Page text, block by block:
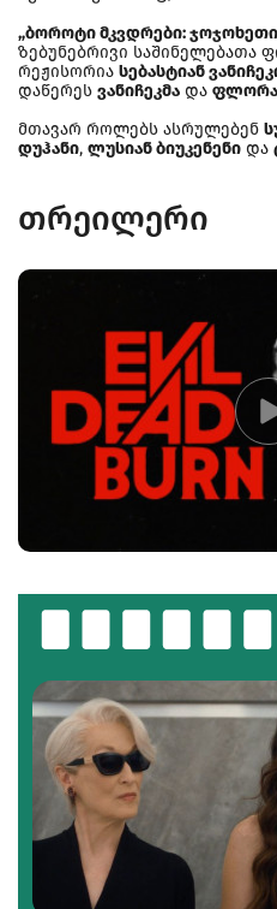
„ბოროტი მკვდრები:
ზებუნებრივი საშინელებათა
რეჟისორია სებასტიან
დაწერეს ვანიჩეკმა და
მთავარ როლებს ასრულებენ
დუჰანი, ლუსიან ბიუკენენი და
თრეილერი